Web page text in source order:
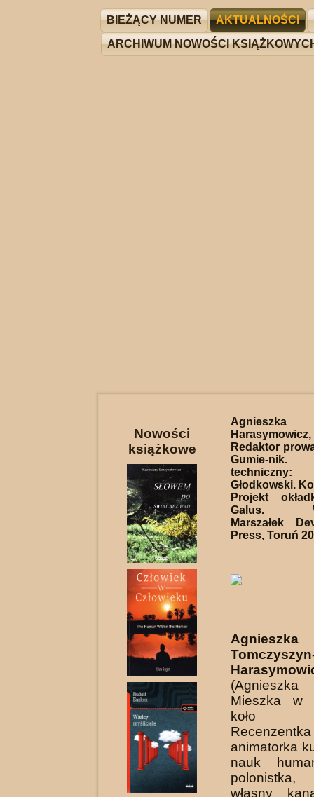
BIEŻĄCY NUMER AKTUALNOŚCI
ARCHIWUM NOWOŚCI
Nowości
książkowe
Agnieszka
Redaktor
Gumie-
Głodkowski.
Projekt
Galus.
Marszałek
Press, Toruń
Agnieszka
Mieszka w
koło
animatorka
nauk
własny